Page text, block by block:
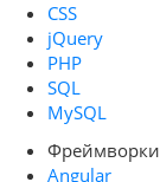
CSS
jQuery
PHP
SQL
MySQL
Фреймворки
Angular